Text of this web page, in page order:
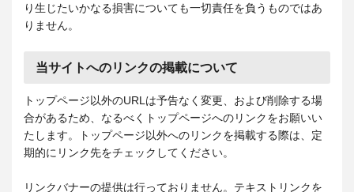
り生じたいかなる損害についても一切責任を負うものではあ
りません。
当サイトへのリンクの掲載について
トップページ以外のURLは予告なく変更、および削除する場
合があるため、なるべくトップページへのリンクをお願いい
たします。トップページ以外へのリンクを掲載する際は、定
期的にリンク先をチェックしてください。
リンクバナーの提供は行っておりません。テキストリンクを